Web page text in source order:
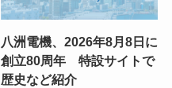
八洲電機、2026年8月8日に
創立80周年 特設サイトで
歴史など紹介